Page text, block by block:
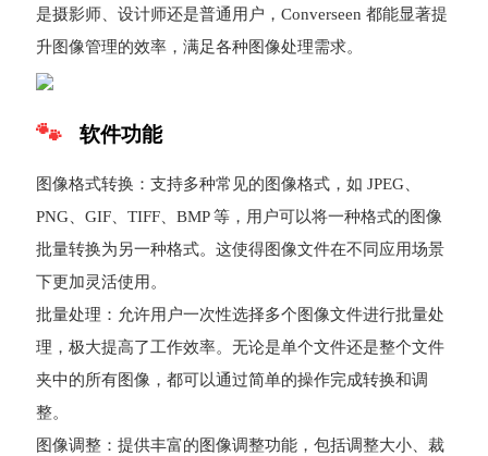
是摄影师、设计师还是普通用户，Converseen 都能显著提
升图像管理的效率，满足各种图像处理需求。
软件功能
图像格式转换：支持多种常见的图像格式，如 JPEG、
PNG、GIF、TIFF、BMP 等，用户可以将一种格式的图像
批量转换为另一种格式。这使得图像文件在不同应用场景
下更加灵活使用。
批量处理：允许用户一次性选择多个图像文件进行批量处
理，极大提高了工作效率。无论是单个文件还是整个文件
夹中的所有图像，都可以通过简单的操作完成转换和调
整。
图像调整：提供丰富的图像调整功能，包括调整大小、裁